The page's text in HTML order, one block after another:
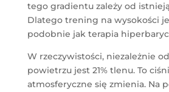
tego gradientu zależy od
Dlatego trening na wysokości
podobnie jak terapia
W rzeczywistości, niezależnie
powietrzu jest 21% tlenu. To
atmosferyczne się zmienia. Na